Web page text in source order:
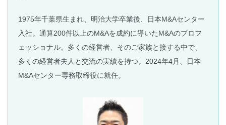
1975年千葉県生まれ、明治大学卒業後、日本M&Aセンター
入社。通算200件以上のM&Aを成約に導いたM&Aのプロフ
ェッショナル。多くの経営者、そのご家族と接する中で、
多くの経営者夫人と交流の実績を持つ。2024年4月、日本
M&Aセンター専務取締役に就任。